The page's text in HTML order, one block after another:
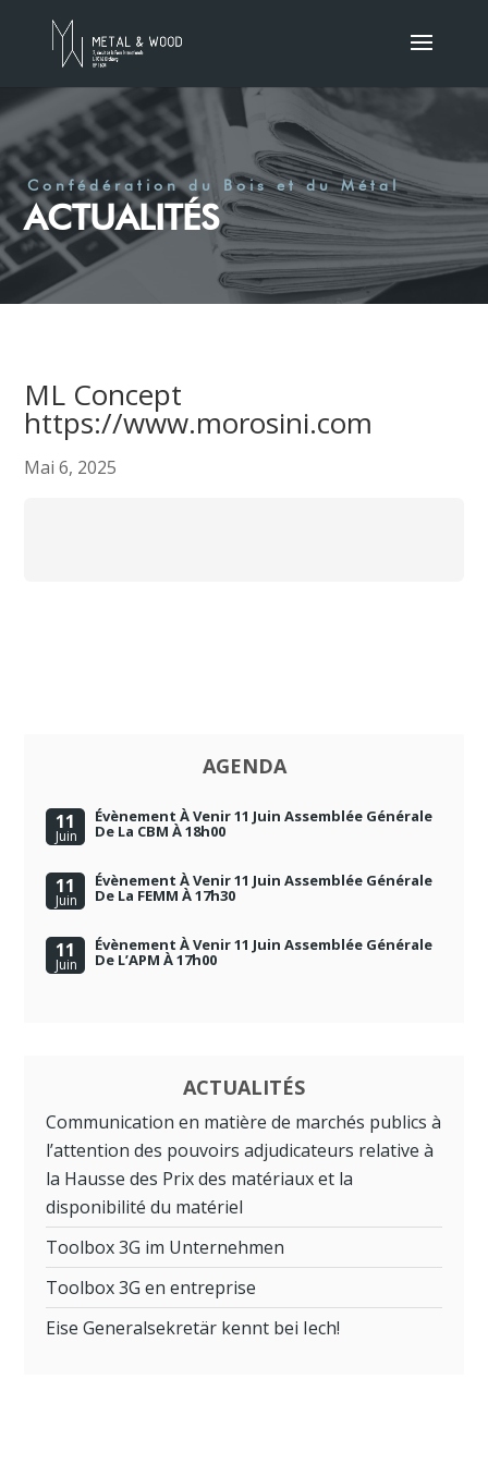
Confédération du Bois et du Métal
ACTUALITÉS
ML Concept
https://www.morosini.com
Mai 6, 2025
AGENDA
11
Juin
Évènement À Venir 11 Juin Assemblée Générale
De La CBM À 18h00
11
Juin
Évènement À Venir 11 Juin Assemblée Générale
De La FEMM À 17h30
11
Juin
Évènement À Venir 11 Juin Assemblée Générale
De L’APM À 17h00
ACTUALITÉS
Communication en matière de marchés publics à
l’attention des pouvoirs adjudicateurs relative à
la Hausse des Prix des matériaux et la
disponibilité du matériel
Toolbox 3G im Unternehmen
Toolbox 3G en entreprise
Eise Generalsekretär kennt bei Iech!